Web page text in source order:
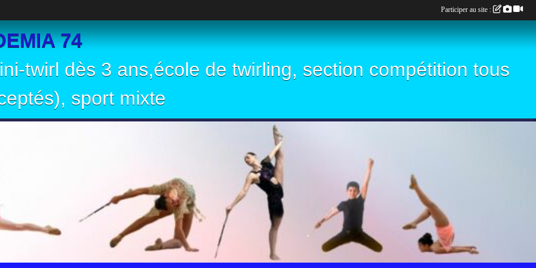
74
twirl dès 3 ans,école de twirling, section compétition tous
sport mixte
Participer au site :